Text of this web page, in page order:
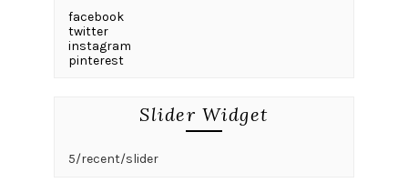
facebook
twitter
instagram
pinterest
Slider Widget
5/recent/slider